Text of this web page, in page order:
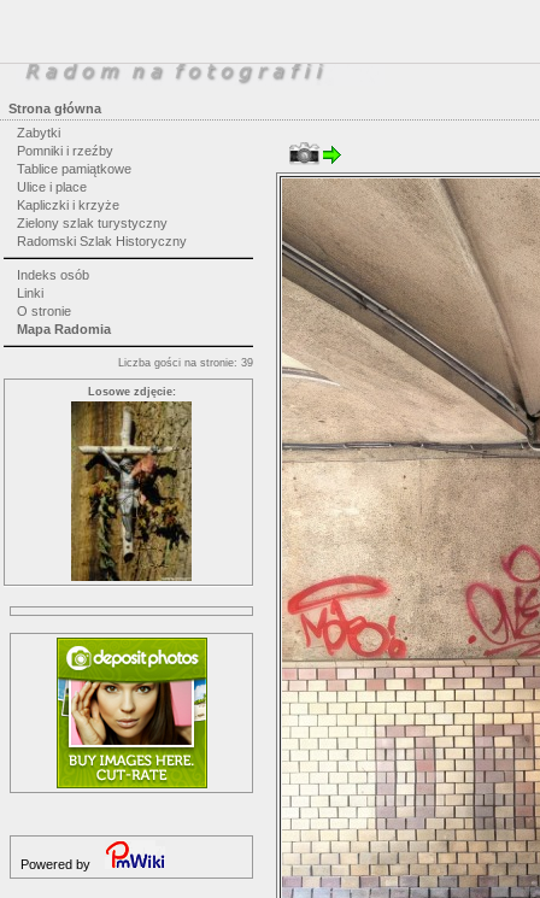
Strona główna
Zabytki
Pomniki i rzeźby
Tablice pamiątkowe
Ulice i place
Kapliczki i krzyże
Zielony szlak turystyczny
Radomski Szlak Historyczny
Indeks osób
Linki
O stronie
Mapa Radomia
Liczba gości na stronie: 39
Losowe zdjęcie:
Powered by